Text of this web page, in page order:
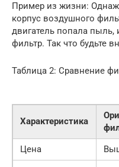
Пример из жизни:
корпус воздушного
двигатель попала
фильтр. Так что будьте
Таблица 2: Сравнение
Характеристика
Цена